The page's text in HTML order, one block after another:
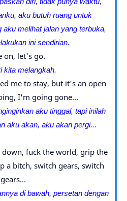
aku butuh ruang untuk
melihat jalan yang terbuka,
ini sendirian.
on, let's go.
kita melangkah.
me to stay, but it's an open
I'm going gone...
aku tinggal, tapi inilah
aku akan, aku akan pergi...
fuck the world, grip the
a bitch, switch gears, switch
gears...
di bawah, persetan dengan